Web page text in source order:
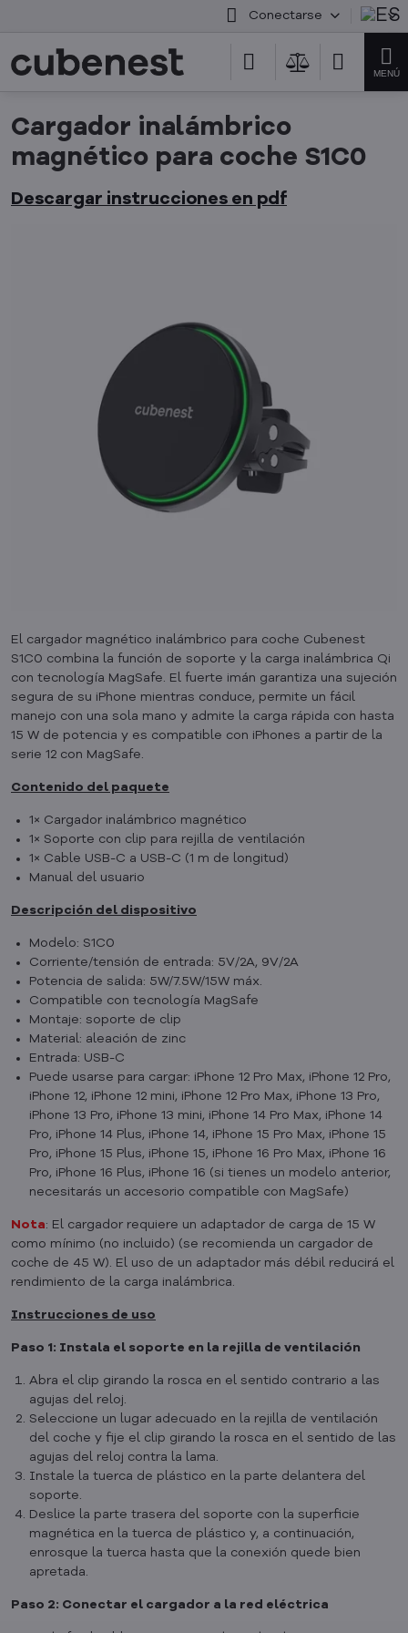
Conectarse
Cargador inalámbrico
magnético para coche S1C0
Descargar instrucciones en pdf
El cargador magnético inalámbrico para coche Cubenest
S1C0 combina la función de soporte y la carga inalámbrica Qi
con tecnología MagSafe. El fuerte imán garantiza una sujeción
segura de su iPhone mientras conduce, permite un fácil
manejo con una sola mano y admite la carga rápida con hasta
15 W de potencia y es compatible con iPhones a partir de la
serie 12 con MagSafe.
Contenido del paquete
1× Cargador inalámbrico magnético
1× Soporte con clip para rejilla de ventilación
1× Cable USB-C a USB-C (1 m de longitud)
Manual del usuario
Descripción del dispositivo
Modelo: S1C0
Corriente/tensión de entrada: 5V/2A, 9V/2A
Potencia de salida: 5W/7.5W/15W máx.
Compatible con tecnología MagSafe
Montaje: soporte de clip
Material: aleación de zinc
Entrada: USB-C
Puede usarse para cargar: iPhone 12 Pro Max, iPhone 12 Pro,
iPhone 12, iPhone 12 mini, iPhone 12 Pro Max, iPhone 13 Pro,
iPhone 13 Pro, iPhone 13 mini, iPhone 14 Pro Max, iPhone 14
Pro, iPhone 14 Plus, iPhone 14, iPhone 15 Pro Max, iPhone 15
Pro, iPhone 15 Plus, iPhone 15, iPhone 16 Pro Max, iPhone 16
Pro, iPhone 16 Plus, iPhone 16 (si tienes un modelo anterior,
necesitarás un accesorio compatible con MagSafe)
Nota: El cargador requiere un adaptador de carga de 15 W
como mínimo (no incluido) (se recomienda un cargador de
coche de 45 W). El uso de un adaptador más débil reducirá el
rendimiento de la carga inalámbrica.
Instrucciones de uso
Paso 1: Instala el soporte en la rejilla de ventilación
Abra el clip girando la rosca en el sentido contrario a las
agujas del reloj.
Seleccione un lugar adecuado en la rejilla de ventilación
del coche y fije el clip girando la rosca en el sentido de las
agujas del reloj contra la lama.
Instale la tuerca de plástico en la parte delantera del
soporte.
Deslice la parte trasera del soporte con la superficie
magnética en la tuerca de plástico y, a continuación,
enrosque la tuerca hasta que la conexión quede bien
apretada.
Paso 2: Conectar el cargador a la red eléctrica